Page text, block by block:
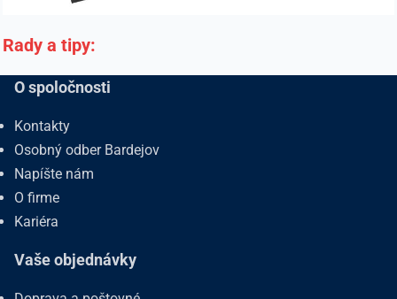
Rady a tipy:
O spoločnosti
Kontakty
Osobný odber Bardejov
Napíšte nám
O firme
Kariéra
Vaše objednávky